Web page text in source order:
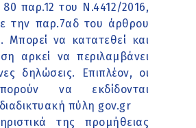
παρ.12 του Ν.4412/2016,
την παρ.7αδ του άρθρου
Μπορεί να κατατεθεί και
αρκεί να περιλαμβάνει
δηλώσεις. Επιπλέον, οι
να εκδίδονται
πύλη gov.gr
της προμήθειας